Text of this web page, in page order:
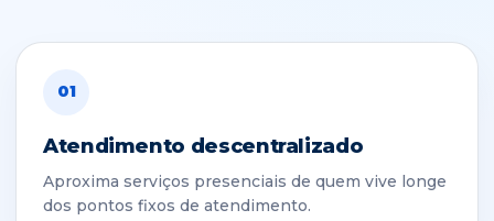
01
Atendimento descentralizado
Aproxima serviços presenciais de quem vive longe
dos pontos fixos de atendimento.